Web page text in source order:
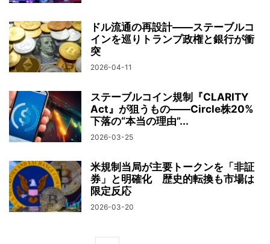
ドル流通の再設計——ステーブルコ
インを巡りトランプ政権と銀行が衝
突
2026-04-11
ステーブルコイン規制『CLARITY
Act』が狙うもの——Circle株20%
下落の“本当の理由”...
2026-03-25
米規制当局が主要トークンを「非証
券」と明確化 歴史的転換も市場は
限定反応
2026-03-20